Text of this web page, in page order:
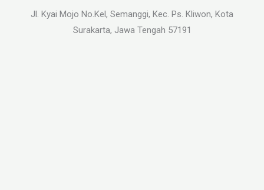
Jl. Kyai Mojo No.Kel, Semanggi, Kec. Ps. Kliwon, Kota
Surakarta, Jawa Tengah 57191